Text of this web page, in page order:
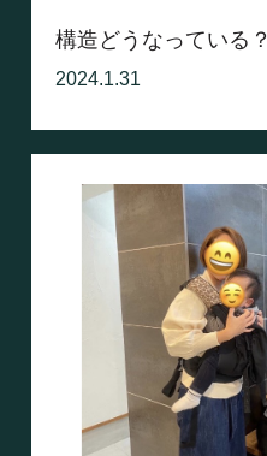
構造どうなっている？
2024.1.31